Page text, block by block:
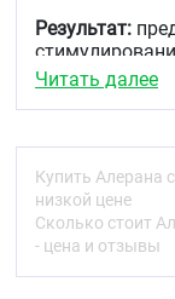
Результат:
оздоровление
Показания
Читать далее
Купить Алерана
низкой цене
Сколько стоит
- цена и отзывы